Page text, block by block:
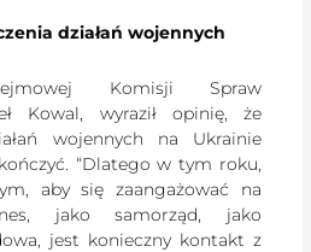
działań wojennych
Komisji Spraw
Kowal, wyraził opinię, że
wojennych na Ukrainie
“Dlatego w tym roku,
aby się zaangażować na
jako samorząd, jako
jest konieczny kontakt z